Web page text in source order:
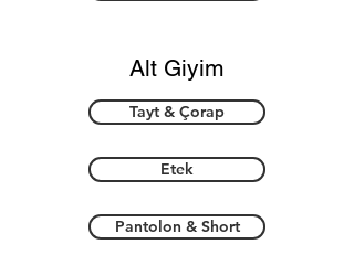
Alt Giyim
Tayt & Çorap
Etek
Pantolon & Short